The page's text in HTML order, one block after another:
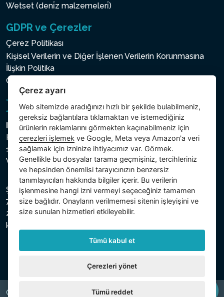
Wetset (deni̇z malzemeleri̇)
GDPR ve Çerezler
Çerez Politikası
Kişisel Verilerin ve Diğer İşlenen Verilerin Korunmasına
İlişkin Politika
Çerez ayarı
Intex Trading, s.r.o.
Hradecká 2526/3
130 00 Praha 3
Vinohrady - Česká republika
Şirket, Prag Şehir Mahkemesi Ticaret Sicilinde C bölümü,
74759 numaralı dosya altında, Vergi Kimlik Numarası (IČ)
26150808 ve KDV Numarası (DIČ) CZ26150808 ile
kayıtlıdır.
Copyright © 2026 INTEX TRADING s.r.o. All rights reserved.
Çerez ayarı
Web sitemizde aradığınızı hızlı bir şekilde bulabilmeniz,
gereksiz bağlantılara tıklamaktan ve istemediğiniz
ürünlerin reklamlarını görmekten kaçınabilmeniz için
çerezleri işlemek ve Google, Meta veya Amazon'a veri
sağlamak için izninize ihtiyacımız var. Görmek.
Genellikle bu dosyalar tarama geçmişiniz, tercihleriniz
ve hepsinden önemlisi tarayıcınızın benzersiz
tanımlayıcıları hakkında bilgiler içerir. Bu verilerin
işlenmesine hangi izni vermeyi seçeceğiniz tamamen
size bağlıdır. Onayların verilmemesi sitenin işleyişini ve
size sunulan hizmetleri etkileyebilir.
Tümü kabul et
Çerezleri yönet
Tümü reddet